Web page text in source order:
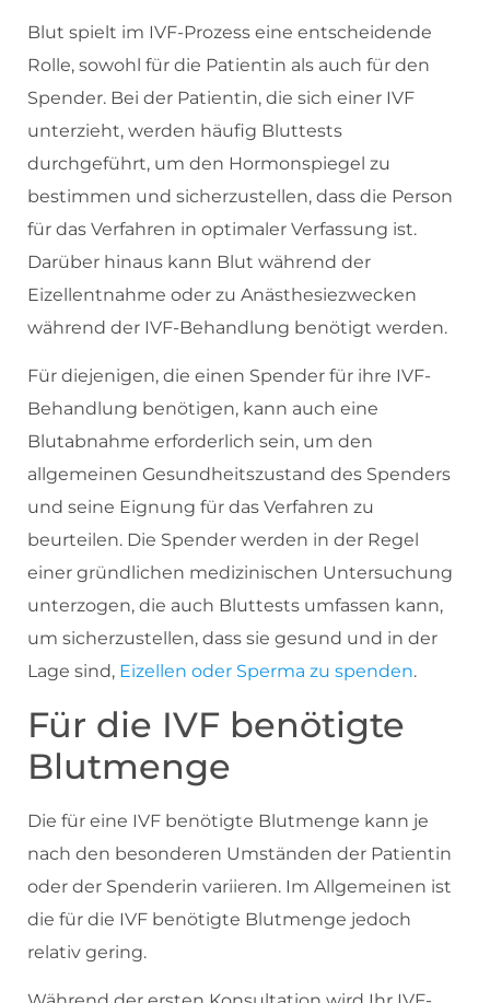
Blut spielt im IVF-Prozess eine entscheidende
Rolle, sowohl für die Patientin als auch für den
Spender. Bei der Patientin, die sich einer IVF
unterzieht, werden häufig Bluttests
durchgeführt, um den Hormonspiegel zu
bestimmen und sicherzustellen, dass die Person
für das Verfahren in optimaler Verfassung ist.
Darüber hinaus kann Blut während der
Eizellentnahme oder zu Anästhesiezwecken
während der IVF-Behandlung benötigt werden.
Für diejenigen, die einen Spender für ihre IVF-
Behandlung benötigen, kann auch eine
Blutabnahme erforderlich sein, um den
allgemeinen Gesundheitszustand des Spenders
und seine Eignung für das Verfahren zu
beurteilen. Die Spender werden in der Regel
einer gründlichen medizinischen Untersuchung
unterzogen, die auch Bluttests umfassen kann,
um sicherzustellen, dass sie gesund und in der
Lage sind, Eizellen oder Sperma zu spenden.
Für die IVF benötigte
Blutmenge
Die für eine IVF benötigte Blutmenge kann je
nach den besonderen Umständen der Patientin
oder der Spenderin variieren. Im Allgemeinen ist
die für die IVF benötigte Blutmenge jedoch
relativ gering.